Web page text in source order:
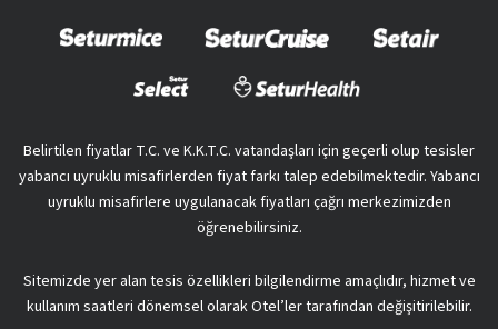
Belirtilen fiyatlar T.C. ve K.K.T.C. vatandaşları için geçerli olup tesisler
yabancı uyruklu misafirlerden fiyat farkı talep edebilmektedir. Yabancı
uyruklu misafirlere uygulanacak fiyatları çağrı merkezimizden
öğrenebilirsiniz.
Sitemizde yer alan tesis özellikleri bilgilendirme amaçlıdır, hizmet ve
kullanım saatleri dönemsel olarak Otel’ler tarafından değişitirilebilir.